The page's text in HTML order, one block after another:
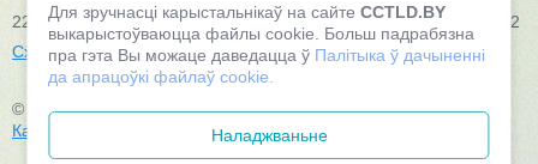
220030, Рэспубліка Беларусь, г.Мінск, вул. К. Цэткін, 24, пам.602
Схема праезду
© 2026, ТАА «Беларускія воблачныя тэхналогіі»
Карта сайта
Для зручнасці карыстальнікаў на сайтеCCTLD.BY
выкарыстоўваюцца файлы cookie. Больш падрабязна
пра гэта Вы можаце даведацца ў Палітыка ў дачыненні
да апрацоўкі файлаў cookie.
Наладжваньне